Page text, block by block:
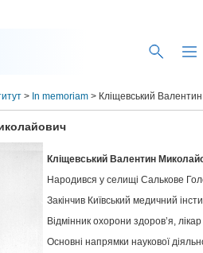
> In memoriam > Кліщевський
Кліщевський Валентин
Народився у селищі Салькове
Закінчив Київський медичний
Відмінник охорони здоров’я,
Основні напрямки наукової